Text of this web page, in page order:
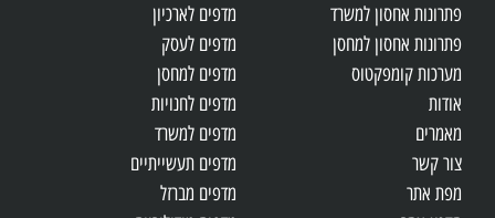
פתרונות אחסון למשרד
פתרונות אחסון למחסן
מערכות קומפקטוס
אודות
מאמרים
צור קשר
מפת אתר
מדפים לארכיון
מדפים לעסק
מדפים למחסן
מדפים לחנויות
מדפים למשרד
מדפים תעשייתיים
מדפים מברזל